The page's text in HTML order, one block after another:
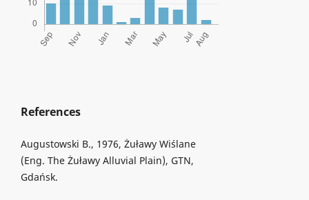
References
Augustowski B., 1976, Żuławy Wiślane
(Eng. The Żuławy Alluvial Plain), GTN,
Gdańsk.